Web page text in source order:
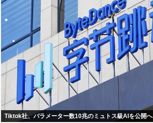
Tiktok社、パラメーター数10兆のミュトス級AIを公開へ